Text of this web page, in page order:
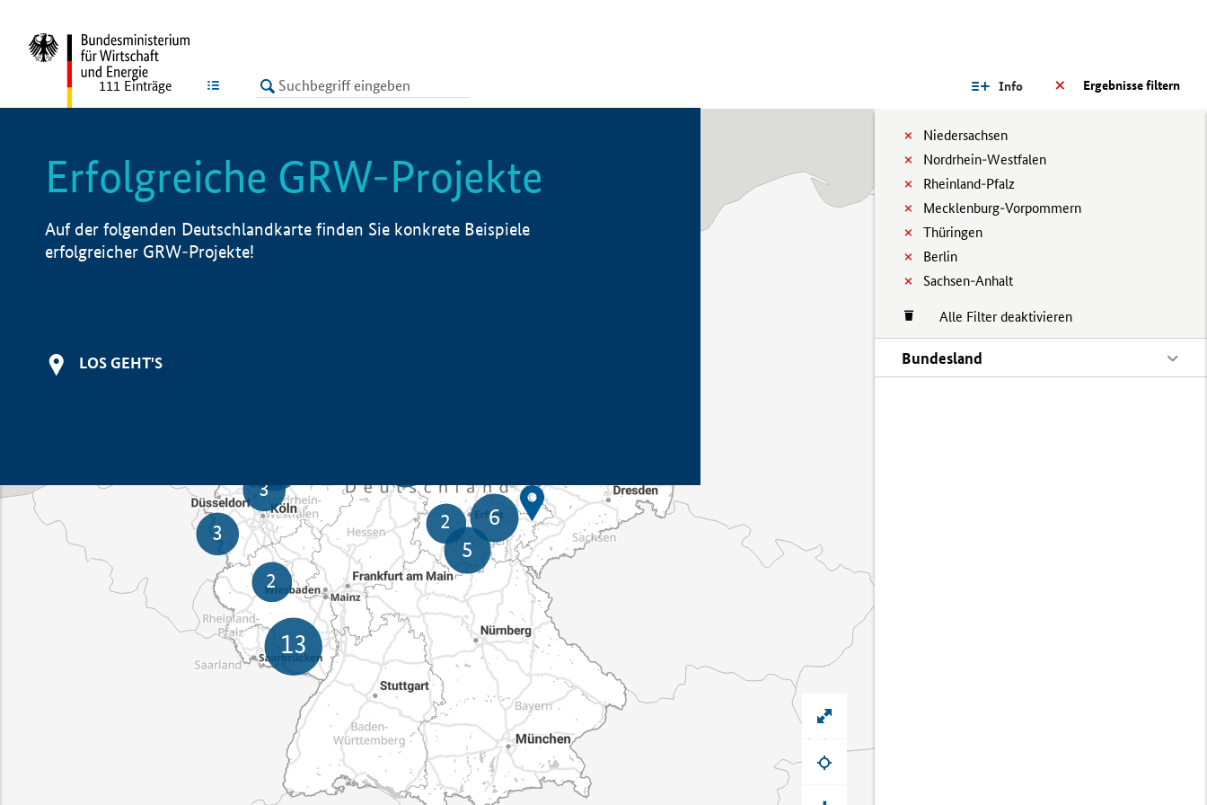
LISTE Ergebnisse filtern
Info
Niedersachsen
Nordrhein-Westfalen
Rheinland-Pfalz
Mecklenburg-Vorpommern
Thüringen
Berlin
Sachsen-Anhalt
Alle Filter deaktivieren
Bundesland
111 Einträge
Erfolgreiche GRW-Projekte
Auf der folgenden Deutschlandkarte finden Sie konkrete Beispiele
erfolgreicher GRW-Projekte!
LOS GEHT'S